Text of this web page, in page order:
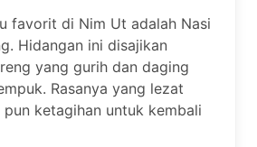
favorit di Nim Ut adalah Nasi
Hidangan ini disajikan
yang gurih dan daging
Rasanya yang lezat
ketagihan untuk kembali